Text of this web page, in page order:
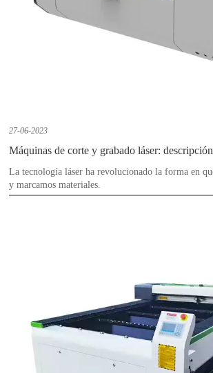
27-06-2023
Máquinas de corte y grabado láser:
La tecnología láser ha revolucionado la forma en
y marcamos materiales.